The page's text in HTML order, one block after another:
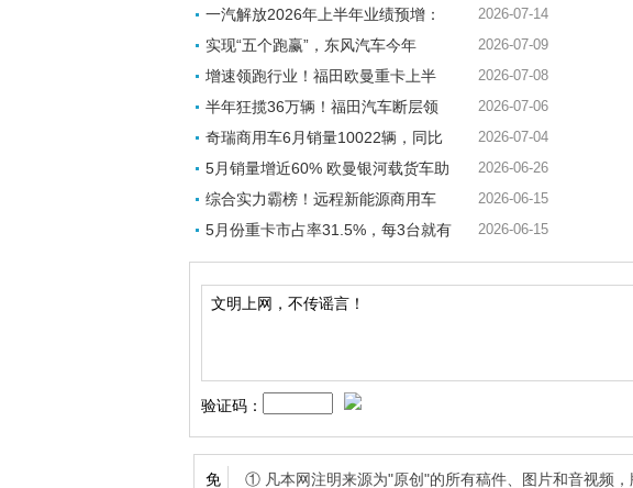
一汽解放2026年上半年业绩预增： 2026-07-14
实现“五个跑赢”，东风汽车今年 2026-07-09
增速领跑行业！福田欧曼重卡上半 2026-07-08
半年狂揽36万辆！福田汽车断层领 2026-07-06
奇瑞商用车6月销量10022辆，同比 2026-07-04
5月销量增近60% 欧曼银河载货车助 2026-06-26
综合实力霸榜！远程新能源商用车 2026-06-15
5月份重卡市占率31.5%，每3台就有 2026-06-15
验证码：
免 ① 凡本网注明来源为"原创"的所有稿件、图片和音视频